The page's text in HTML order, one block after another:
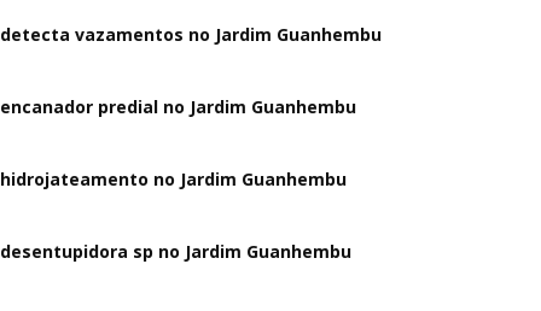
detecta vazamentos no Jardim Guanhembu
encanador predial no Jardim Guanhembu
hidrojateamento no Jardim Guanhembu
desentupidora sp no Jardim Guanhembu